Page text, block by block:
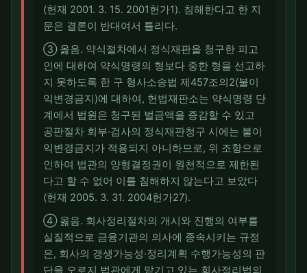
(헌재 2001. 3. 15. 2001헌가1). 침해한다고 한 지
문은 결론이 반대여서 틀리다.
③ 옳음. 약식절차에서 정식재판을 청구한 피고
인에 대하여 약식명령의 형보다 중한 형을 선고하
지 못하도록 한 구 형사소송법 제457조의2(불이
익변경금지)에 대하여, 헌법재판소는 약식명령 단
계에서 법원은 청구된 벌금액을 증감할 수 있고
공판절차 회부·검사의 정식재판청구 시에는 불이
익변경금지가 적용되지 아니하므로, 위 조항으로
인하여 법관의 양형결정권이 원천적으로 제한된
다고 할 수 없어 이를 침해하지 않는다고 보았다
(헌재 2005. 3. 31. 2004헌가27).
④ 옳음. 회사정리절차의 개시와 진행의 여부를
실질적으로 금융기관의 의사에 종속시키는 규정
은, 회사의 갱생가능성·정리계획 수행가능성의 판